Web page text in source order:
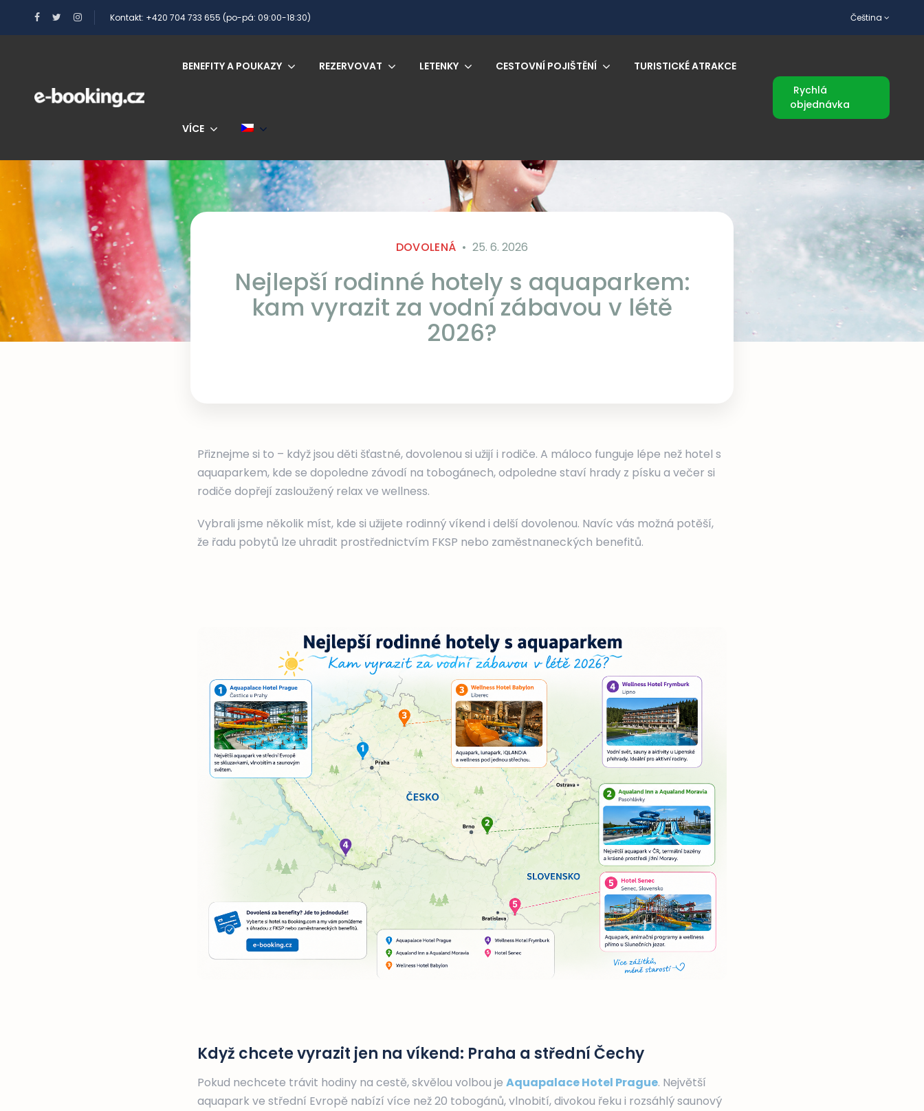
Kontakt: +420 704 733 655 (po-pá: 09:00-18:30) Čeština
BENEFITY A POUKAZY REZERVOVAT LETENKY CESTOVNÍ POJIŠTĚNÍ TURISTICKÉ ATRAKCE
VÍCE
Rychlá
objednávka
DOVOLENÁ 25. 6. 2026
Nejlepší rodinné hotely s aquaparkem:
kam vyrazit za vodní zábavou v létě
2026?
Přiznejme si to – když jsou děti šťastné, dovolenou si užijí i rodiče. A máloco funguje lépe než hotel s
aquaparkem, kde se dopoledne závodí na tobogánech, odpoledne staví hrady z písku a večer si
rodiče dopřejí zasloužený relax ve wellness.
Vybrali jsme několik míst, kde si užijete rodinný víkend i delší dovolenou. Navíc vás možná potěší,
že řadu pobytů lze uhradit prostřednictvím FKSP nebo zaměstnaneckých benefitů.
Když chcete vyrazit jen na víkend: Praha a střední Čechy
Pokud nechcete trávit hodiny na cestě, skvělou volbou je Aquapalace Hotel Prague. Největší
aquapark ve střední Evropě nabízí více než 20 tobogánů, vlnobití, divokou řeku i rozsáhlý saunový